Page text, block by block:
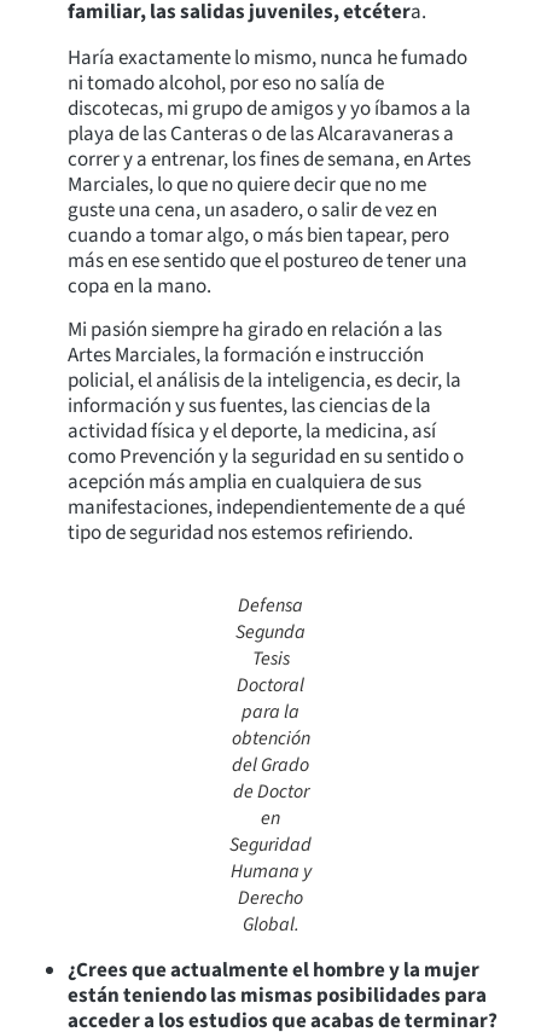
familiar, las salidas juveniles, etcétera.
Haría exactamente lo mismo, nunca he fumado
ni tomado alcohol, por eso no salía de
discotecas, mi grupo de amigos y yo íbamos a la
playa de las Canteras o de las Alcaravaneras a
correr y a entrenar, los fines de semana, en Artes
Marciales, lo que no quiere decir que no me
guste una cena, un asadero, o salir de vez en
cuando a tomar algo, o más bien tapear, pero
más en ese sentido que el postureo de tener una
copa en la mano.
Mi pasión siempre ha girado en relación a las
Artes Marciales, la formación e instrucción
policial, el análisis de la inteligencia, es decir, la
información y sus fuentes, las ciencias de la
actividad física y el deporte, la medicina, así
como Prevención y la seguridad en su sentido o
acepción más amplia en cualquiera de sus
manifestaciones, independientemente de a qué
tipo de seguridad nos estemos refiriendo.
Defensa
Segunda
Tesis
Doctoral
para la
obtención
del Grado
de Doctor
en
Seguridad
Humana y
Derecho
Global.
¿Crees que actualmente el hombre y la mujer
están teniendo las mismas posibilidades para
acceder a los estudios que acabas de terminar?